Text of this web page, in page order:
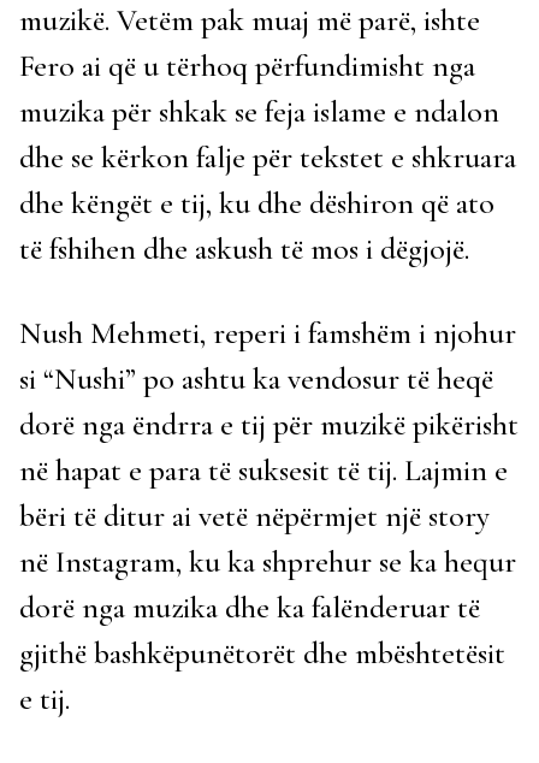
muzikë. Vetëm pak muaj më parë, ishte
Fero ai që u tërhoq përfundimisht nga
muzika për shkak se feja islame e ndalon
dhe se kërkon falje për tekstet e shkruara
dhe këngët e tij, ku dhe dëshiron që ato
të fshihen dhe askush të mos i dëgjojë.
Nush Mehmeti, reperi i famshëm i njohur
si “Nushi” po ashtu ka vendosur të heqë
dorë nga ëndrra e tij për muzikë pikërisht
në hapat e para të suksesit të tij. Lajmin e
bëri të ditur ai vetë nëpërmjet një story
në Instagram, ku ka shprehur se ka hequr
dorë nga muzika dhe ka falënderuar të
gjithë bashkëpunëtorët dhe mbështetësit
e tij.